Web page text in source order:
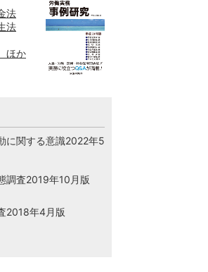
法
法
ほか
に関する意識2022年5
調査2019年10月版
2018年4月版